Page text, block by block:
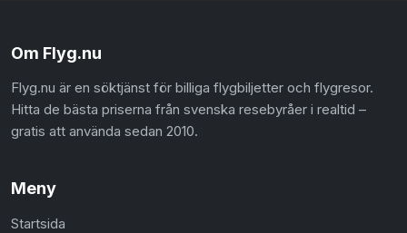
Om Flyg.nu
Flyg.nu är en söktjänst för billiga flygbiljetter och flygresor.
Hitta de bästa priserna från svenska resebyråer i realtid –
gratis att använda sedan 2010.
Meny
Startsida